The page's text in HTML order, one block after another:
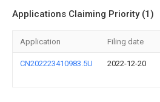
Applications Claiming Priority (1)
Application Filing date
CN202223410983.5U 2022-12-20